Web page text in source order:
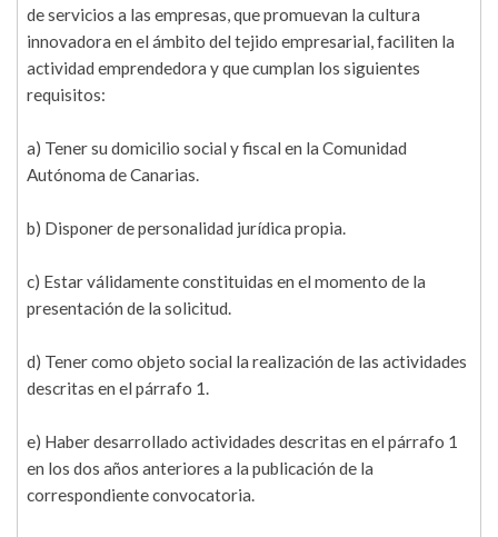
de servicios a las empresas, que promuevan la cultura
innovadora en el ámbito del tejido empresarial, faciliten la
actividad emprendedora y que cumplan los siguientes
requisitos:
a) Tener su domicilio social y fiscal en la Comunidad
Autónoma de Canarias.
b) Disponer de personalidad jurídica propia.
c) Estar válidamente constituidas en el momento de la
presentación de la solicitud.
d) Tener como objeto social la realización de las actividades
descritas en el párrafo 1.
e) Haber desarrollado actividades descritas en el párrafo 1
en los dos años anteriores a la publicación de la
correspondiente convocatoria.